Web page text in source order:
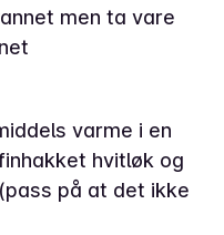
men ta vare
varme i en
hvitløk og
på at det ikke